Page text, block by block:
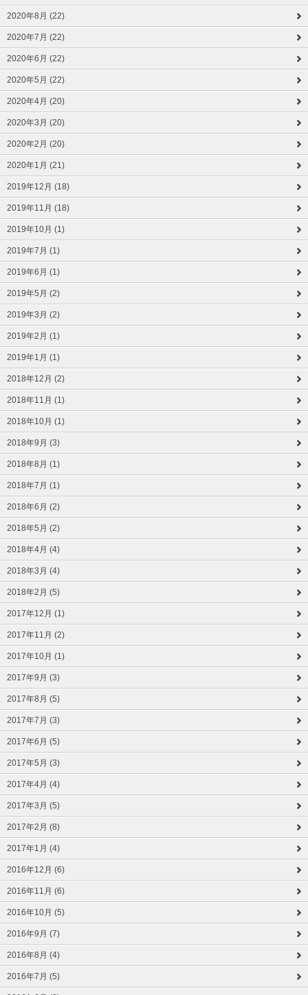
2020年8月 (22)
2020年7月 (22)
2020年6月 (22)
2020年5月 (22)
2020年4月 (20)
2020年3月 (20)
2020年2月 (20)
2020年1月 (21)
2019年12月 (18)
2019年11月 (18)
2019年10月 (1)
2019年7月 (1)
2019年6月 (1)
2019年5月 (2)
2019年3月 (2)
2019年2月 (1)
2019年1月 (1)
2018年12月 (2)
2018年11月 (1)
2018年10月 (1)
2018年9月 (3)
2018年8月 (1)
2018年7月 (1)
2018年6月 (2)
2018年5月 (2)
2018年4月 (4)
2018年3月 (4)
2018年2月 (5)
2017年12月 (1)
2017年11月 (2)
2017年10月 (1)
2017年9月 (3)
2017年8月 (5)
2017年7月 (3)
2017年6月 (5)
2017年5月 (3)
2017年4月 (4)
2017年3月 (5)
2017年2月 (8)
2017年1月 (4)
2016年12月 (6)
2016年11月 (6)
2016年10月 (5)
2016年9月 (7)
2016年8月 (4)
2016年7月 (5)